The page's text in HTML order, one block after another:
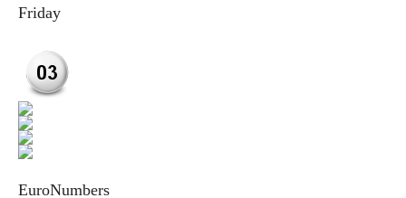
Friday
EuroNumbers